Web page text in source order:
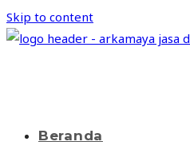
Skip to content
Beranda